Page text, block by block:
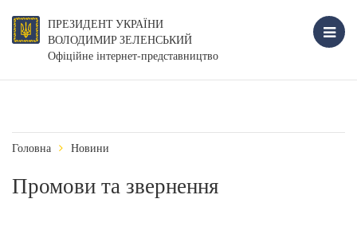
ПРЕЗИДЕНТ УКРАЇНИ
ВОЛОДИМИР ЗЕЛЕНСЬКИЙ
Офіційне інтернет-представництво
Головна Новини
Промови та звернення